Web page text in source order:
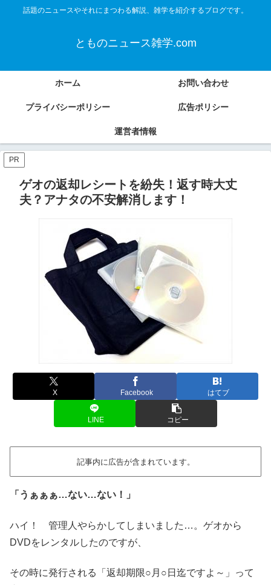
話題のニュースやそれにまつわる解説、雑学を紹介するブログです。
とものニュース雑学.com
ホーム お問い合わせ
プライバシーポリシー 広告ポリシー
運営者情報
PR
ゲオの返却レシートを紛失！返す時大丈
夫？アナタの不安解消します！
X Facebook はてブ
LINE コピー
記事内に広告が含まれています。
「うぁぁぁ…ない…ない！」
ハイ！ 管理人やらかしてしまいました…。ゲオから
DVDをレンタルしたのですが、
その時に発行される「返却期限○月○日迄ですよ～」って